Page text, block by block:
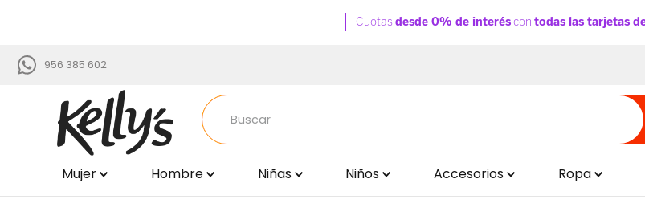
956 385 602
Buscar
Mujer Hombre Niñas Niños Accesorios Ropa
TÉRMINOS MÁS BUSCADOS